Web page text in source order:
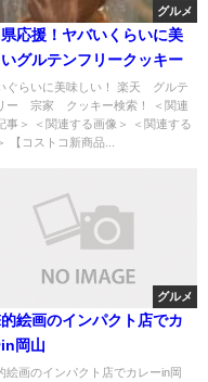
グルメ
応援！ヤバいくらいに美
いグルテンフリークッキー
ぐらいに美味しい！ 楽天 グルテ
ー 宗家 クッキー検索！ ＜関連
事＞ ＜関連する画像＞ ＜関連する
【コストコ新商品...
グルメ
絵画のインパクト店でカ
in岡山
絵画のインパクト店でカレーin岡